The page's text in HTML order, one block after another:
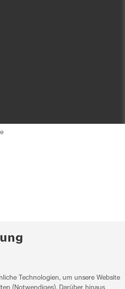
Technologien, um unsere Website